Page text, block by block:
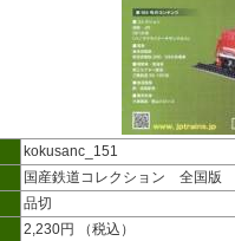
kokusanc_151
国産鉄道コレクション 全国版
品切
2,230円 （税込）